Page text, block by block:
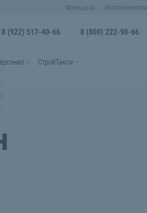
Франшиза Исполнителям
8 (922) 517-40-66 8 (800) 222-90-66
СтройТакси